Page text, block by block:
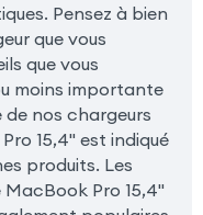
Pensez à bien
que vous
que vous
moins importante
de nos chargeurs
15,4" est indiqué
produits. Les
Pro 15,4"